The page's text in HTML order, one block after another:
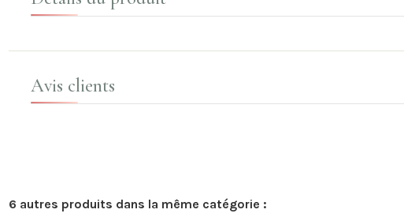
Avis clients
6 autres produits dans la même catégorie :